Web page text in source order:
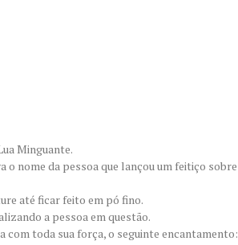
Minguante.
o nome da pessoa que lançou um feitiço sobre
até ficar feito em pó fino.
a pessoa em questão.
toda sua força, o seguinte encantamento: